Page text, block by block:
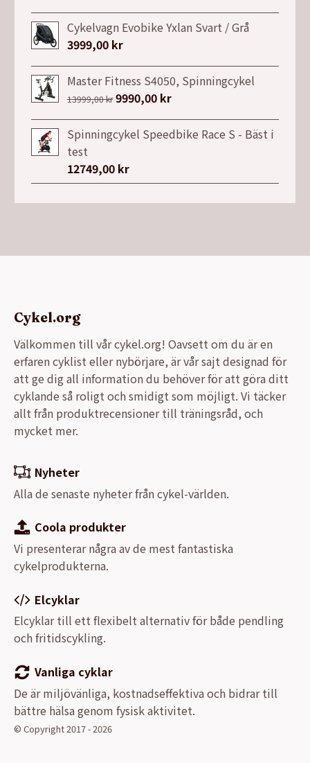
Cykelvagn Evobike Yxlan Svart / Grå
3999,00 kr
Master Fitness S4050, Spinningcykel
13999,00kr Det
priset
13999,00 kr.
9990,00 krDet
priset
Spinningcykel Speedbike Race S - Bäst i
test
12749,00 kr
Cykel.org
Välkommen till vår cykel.org! Oavsett om du är en
erfaren cyklist eller nybörjare, är vår sajt designad för
att ge dig all information du behöver för att göra ditt
cyklande så roligt och smidigt som möjligt. Vi täcker
allt från produktrecensioner till träningsråd, och
mycket mer.
Nyheter
Alla de senaste nyheter från cykel-världen.
Coola produkter
Vi presenterar några av de mest fantastiska
cykelprodukterna.
Elcyklar
Elcyklar till ett flexibelt alternativ för både pendling
och fritidscykling.
Vanliga cyklar
De är miljövänliga, kostnadseffektiva och bidrar till
bättre hälsa genom fysisk aktivitet.
© Copyright 2017 - 2026